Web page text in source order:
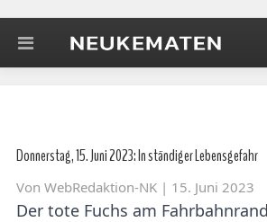
Donnerstag, 15. Juni 2023: In ständiger Lebensgefahr
Von WebRedaktion-NK | 15. Juni 2023
Der tote Fuchs am